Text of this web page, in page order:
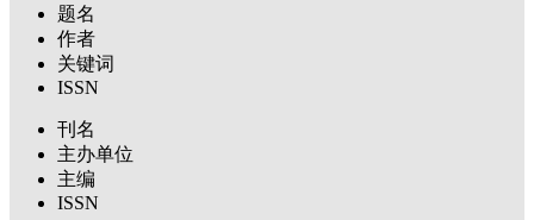
题名
作者
关键词
ISSN
刊名
主办单位
主编
ISSN